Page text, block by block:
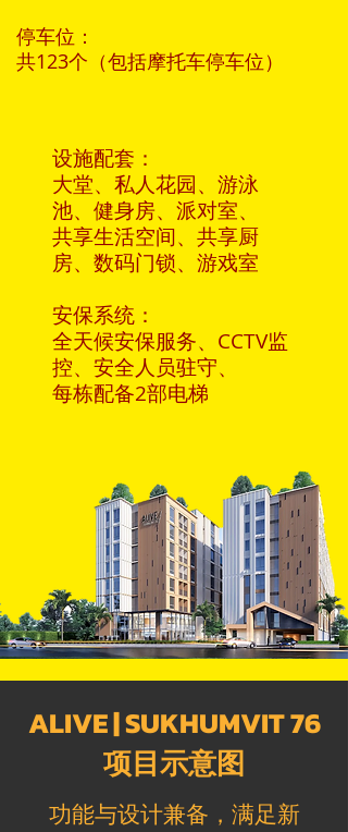
停车位：
共123个（包括摩托车停车位）
设施配套：
大堂、私人花园、游泳
池、健身房、派对室、
共享生活空间、共享厨
房、数码门锁、游戏室
安保系统：
全天候安保服务、CCTV监
控、安全人员驻守、
每栋配备2部电梯
ALIVE | SUKHUMVIT 76
项目示意图
功能与设计兼备，满足新